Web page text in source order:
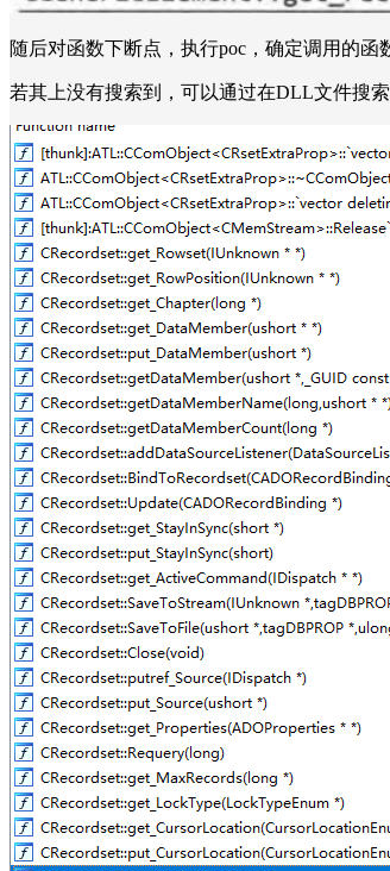
随后对函数下断点，执行poc，确定调用的函
若其上没有搜索到，可以通过在DLL文件搜索